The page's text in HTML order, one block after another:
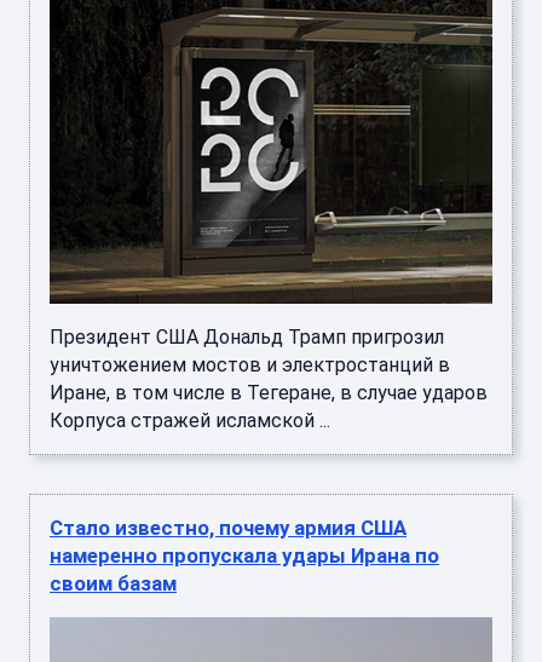
Президент США Дональд Трамп пригрозил
уничтожением мостов и электростанций в
Иране, в том числе в Тегеране, в случае ударов
Корпуса стражей исламской ...
Стало известно, почему армия США
намеренно пропускала удары Ирана по
своим базам